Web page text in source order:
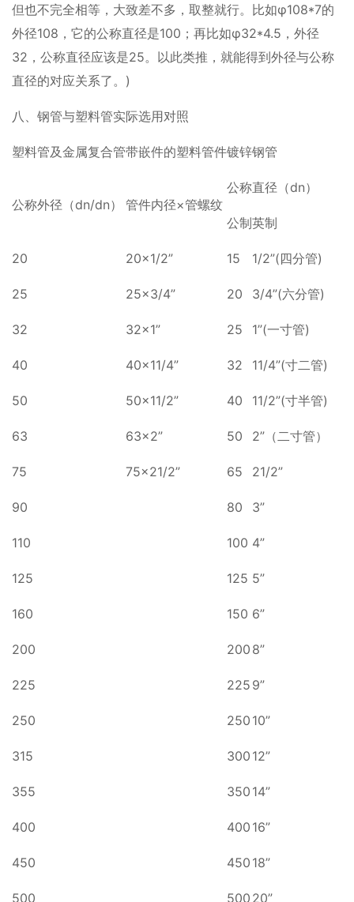
但也不完全相等，大致差不多，取整就行。比如φ108*7的
外径108，它的公称直径是100；再比如φ32*4.5，外径
32，公称直径应该是25。以此类推，就能得到外径与公称
直径的对应关系了。)
八、钢管与塑料管实际选用对照
塑料管及金属复合管带嵌件的塑料管件镀锌钢管
公称外径（dn/dn） 管件内径×管螺纹
公称直径（dn）
公制英制
20 20×1/2” 15 1/2”(四分管)
25 25×3/4” 20 3/4”(六分管)
32 32×1” 25 1”(一寸管)
40 40×11/4” 32 11/4”(寸二管)
50 50×11/2” 40 11/2”(寸半管)
63 63×2” 50 2”（二寸管）
75 75×21/2” 65 21/2”
90 80 3”
110 100 4”
125 125 5”
160 150 6”
200 200 8”
225 225 9”
250 250 10”
315 300 12”
355 350 14”
400 400 16”
450 450 18”
500 500 20”